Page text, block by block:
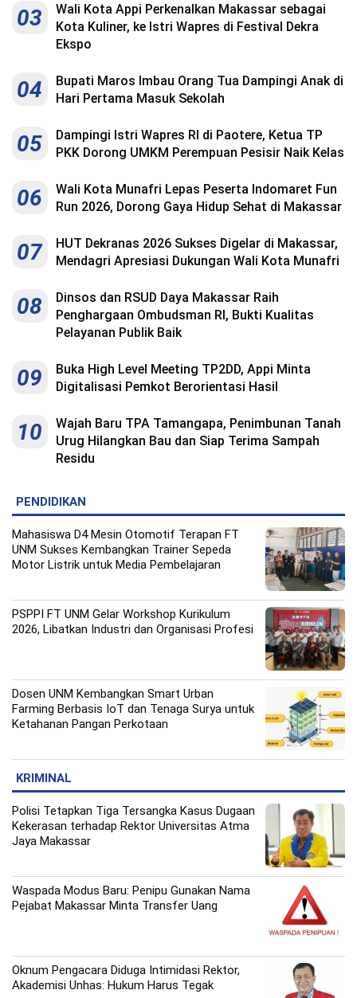
03
Wali Kota Appi Perkenalkan Makassar sebagai
Kota Kuliner, ke Istri Wapres di Festival Dekra
Ekspo
04
Bupati Maros Imbau Orang Tua Dampingi Anak di
Hari Pertama Masuk Sekolah
05
Dampingi Istri Wapres RI di Paotere, Ketua TP
PKK Dorong UMKM Perempuan Pesisir Naik Kelas
06
Wali Kota Munafri Lepas Peserta Indomaret Fun
Run 2026, Dorong Gaya Hidup Sehat di Makassar
07
HUT Dekranas 2026 Sukses Digelar di Makassar,
Mendagri Apresiasi Dukungan Wali Kota Munafri
08
Dinsos dan RSUD Daya Makassar Raih
Penghargaan Ombudsman RI, Bukti Kualitas
Pelayanan Publik Baik
09
Buka High Level Meeting TP2DD, Appi Minta
Digitalisasi Pemkot Berorientasi Hasil
10
Wajah Baru TPA Tamangapa, Penimbunan Tanah
Urug Hilangkan Bau dan Siap Terima Sampah
Residu
PENDIDIKAN
Mahasiswa D4 Mesin Otomotif Terapan FT
UNM Sukses Kembangkan Trainer Sepeda
Motor Listrik untuk Media Pembelajaran
PSPPI FT UNM Gelar Workshop Kurikulum
2026, Libatkan Industri dan Organisasi Profesi
Dosen UNM Kembangkan Smart Urban
Farming Berbasis IoT dan Tenaga Surya untuk
Ketahanan Pangan Perkotaan
KRIMINAL
Polisi Tetapkan Tiga Tersangka Kasus Dugaan
Kekerasan terhadap Rektor Universitas Atma
Jaya Makassar
Waspada Modus Baru: Penipu Gunakan Nama
Pejabat Makassar Minta Transfer Uang
Oknum Pengacara Diduga Intimidasi Rektor,
Akademisi Unhas: Hukum Harus Tegak